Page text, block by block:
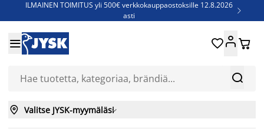
ILMAINEN TOIMITUS yli 500€ verkkokauppaostoksille 12.8.2026
asti

Jenkkisänkyjä - Säästä jopa 60%


 
 Valitse JYSK-myymäläsi